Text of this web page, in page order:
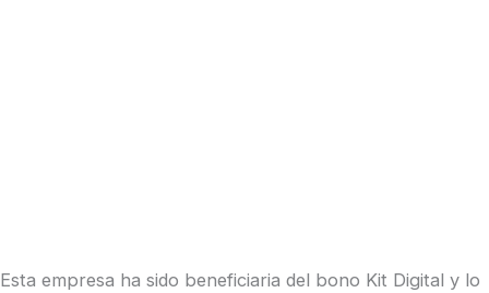
Esta empresa ha sido beneficiaria del bono Kit Digital y lo